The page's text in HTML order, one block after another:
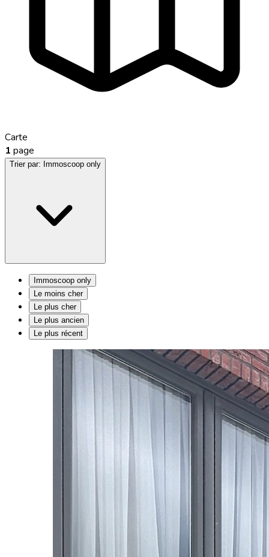
Carte
1 page
Trier par: Immoscoop only
Immoscoop only
Le moins cher
Le plus cher
Le plus ancien
Le plus récent